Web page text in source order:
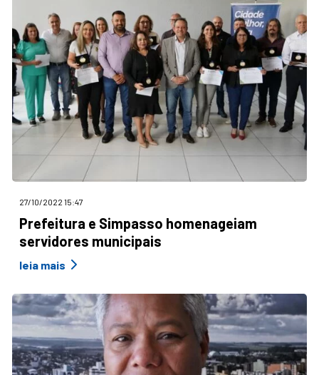
27/10/2022 15:47
Prefeitura e Simpasso homenageiam
servidores municipais
leia mais